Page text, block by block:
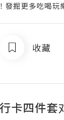
掘更多吃喝玩
收藏
卡四件套